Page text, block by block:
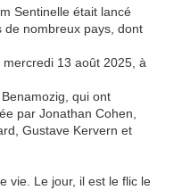
Sentinelle était lancé
de nombreux pays, dont
13 août 2025, à
qui ont
par Jonathan Cohen,
Gustave Kervern et
vie. Le jour, il est le flic le